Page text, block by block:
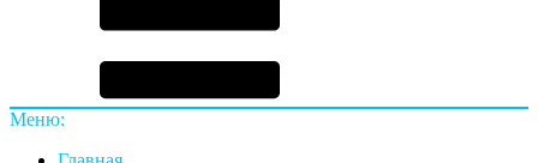
Меню: